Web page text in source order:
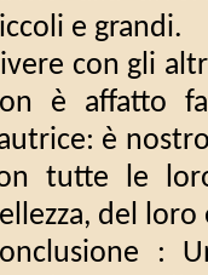
e grandi.
con gli
è affatto
è
tutte le
del
: